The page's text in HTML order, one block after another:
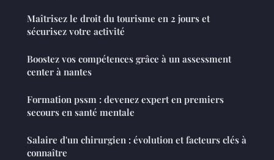
Maîtrisez le droit du tourisme en 2 jours et
sécurisez votre activité
Boostez vos compétences grâce à un assessment
center à nantes
Formation pssm : devenez expert en premiers
secours en santé mentale
Salaire d'un chirurgien : évolution et facteurs clés à
connaître